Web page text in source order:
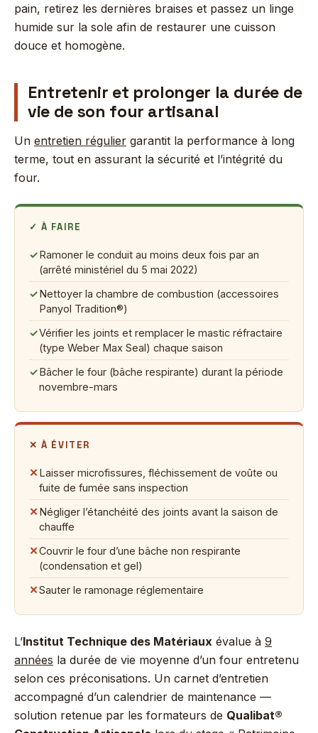
pain, retirez les dernières braises et passez un linge
humide sur la sole afin de restaurer une cuisson
douce et homogène.
Entretenir et prolonger la durée de
vie de son four artisanal
Un entretien régulier garantit la performance à long
terme, tout en assurant la sécurité et l’intégrité du
four.
✓ À FAIRE
✓Ramoner le conduit au moins deux fois par an
(arrêté ministériel du 5 mai 2022)
✓Nettoyer la chambre de combustion (accessoires
Panyol Tradition®)
✓Vérifier les joints et remplacer le mastic réfractaire
(type Weber Max Seal) chaque saison
✓Bâcher le four (bâche respirante) durant la période
novembre-mars
✕ À ÉVITER
✕Laisser microfissures, fléchissement de voûte ou
fuite de fumée sans inspection
✕Négliger l’étanchéité des joints avant la saison de
chauffe
✕Couvrir le four d’une bâche non respirante
(condensation et gel)
✕Sauter le ramonage réglementaire
L’Institut Technique des Matériaux évalue à 9
années la durée de vie moyenne d’un four entretenu
selon ces préconisations. Un carnet d’entretien
accompagné d’un calendrier de maintenance —
solution retenue par les formateurs de Qualibat®